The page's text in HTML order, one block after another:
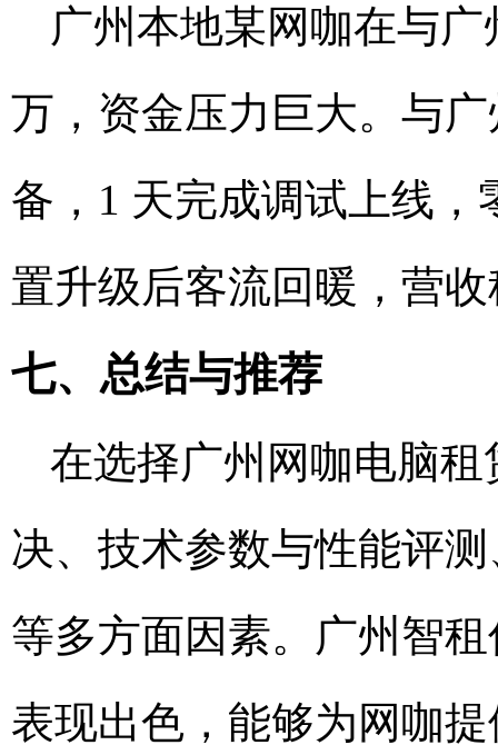
广州本地某网咖在与
万，资金压力巨大。与
备，1 天完成调试上线，
置升级后客流回暖，营
七、总结与推荐
在选择广州网咖电脑
决、技术参数与性能评
等多方面因素。广州智
表现出色，能够为网咖